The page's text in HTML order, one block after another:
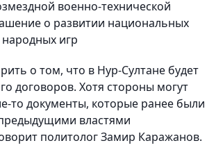
военно-технической
о развитии национальных
игр
о том, что в Нур-Султане будет
договоров. Хотя стороны могут
то документы, которые ранее были
властями
политолог Замир Каражанов.